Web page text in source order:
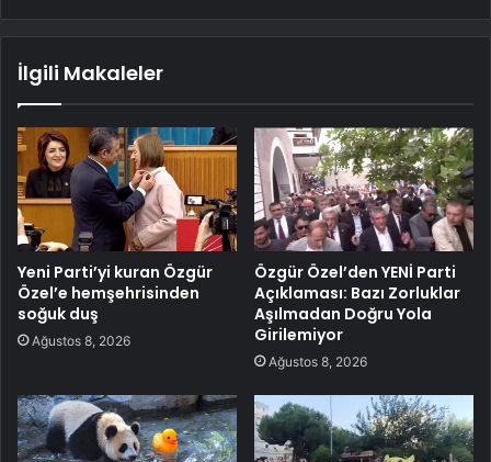
İlgili Makaleler
Yeni Parti’yi kuran Özgür
Özel’e hemşehrisinden
soğuk duş
Ağustos 8, 2026
Özgür Özel’den YENİ Parti
Açıklaması: Bazı Zorluklar
Aşılmadan Doğru Yola
Girilemiyor
Ağustos 8, 2026